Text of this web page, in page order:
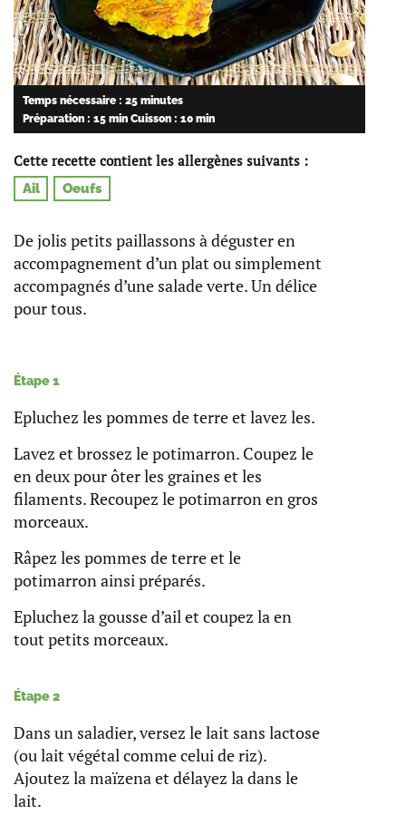
Temps nécessaire : 25 minutes
Préparation : 15 min Cuisson : 10 min
Cette recette contient les allergènes suivants :
Ail Oeufs
De jolis petits paillassons à déguster en
accompagnement d’un plat ou simplement
accompagnés d’une salade verte. Un délice
pour tous.
Étape 1
Epluchez les pommes de terre et lavez les.
Lavez et brossez le potimarron. Coupez le
en deux pour ôter les graines et les
filaments. Recoupez le potimarron en gros
morceaux.
Râpez les pommes de terre et le
potimarron ainsi préparés.
Epluchez la gousse d’ail et coupez la en
tout petits morceaux.
Étape 2
Dans un saladier, versez le lait sans lactose
(ou lait végétal comme celui de riz).
Ajoutez la maïzena et délayez la dans le
lait.